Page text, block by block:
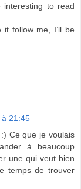
to read
follow me, I’ll be
à 21:45
Ce que je voulais
à beaucoup
une qui veut bien
temps de trouver